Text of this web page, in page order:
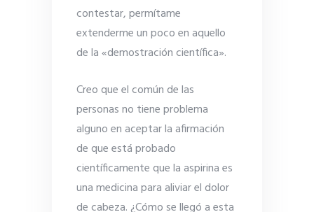
contestar, permítame
extenderme un poco en aquello
de la «demostración científica».
Creo que el común de las
personas no tiene problema
alguno en aceptar la afirmación
de que está probado
científicamente que la aspirina es
una medicina para aliviar el dolor
de cabeza. ¿Cómo se llegó a esta